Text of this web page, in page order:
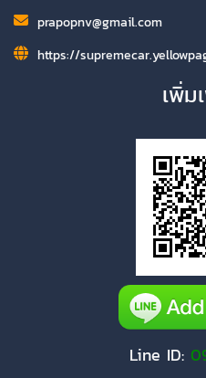
prapopnv@gmail.com
https://
เพิ่ม
Line ID: